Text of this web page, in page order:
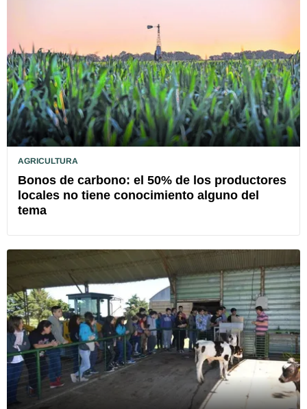
AGRICULTURA
Bonos de carbono: el 50% de los productores
locales no tiene conocimiento alguno del
tema